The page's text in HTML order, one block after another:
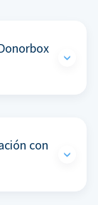
con